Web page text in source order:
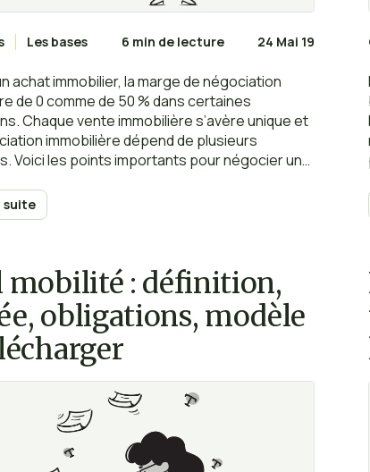
Les bases 6 min de lecture 24 Mai 19
achat immobilier, la marge de négociation
de 0 comme de 50 % dans certaines
Chaque vente immobilière s’avère unique et
immobilière dépend de plusieurs
Voici les points importants pour négocier un
suite
mobilité : définition,
obligations, modèle